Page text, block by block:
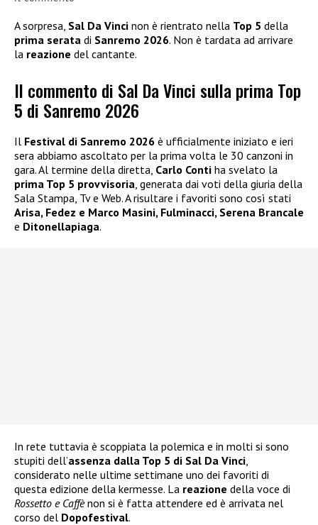
A sorpresa, Sal Da Vinci non è rientrato nella Top 5 della
prima serata di Sanremo 2026. Non è tardata ad arrivare
la reazione del cantante.
Il commento di Sal Da Vinci sulla prima Top
5 di Sanremo 2026
Il Festival di Sanremo 2026 è ufficialmente iniziato e ieri
sera abbiamo ascoltato per la prima volta le 30 canzoni in
gara. Al termine della diretta, Carlo Conti ha svelato la
prima Top 5 provvisoria , generata dai voti della giuria della
Sala Stampa, Tv e Web. A risultare i favoriti sono così stati
Arisa, Fedez e Marco Masini, Fulminacci, Serena Brancale
e Ditonellapiaga.
In rete tuttavia è scoppiata la polemica e in molti si sono
stupiti dell’assenza dalla Top 5 di Sal Da Vinci
considerato nelle ultime settimane uno dei favoriti di
questa edizione della kermesse. La reazione della voce di
Rossetto e Caffènon si è fatta attendere ed è arrivata nel
corso del Dopofestival.